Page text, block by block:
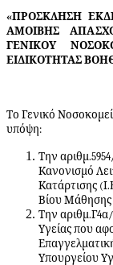
«ΠΡΟΣΚΛΗΣΗ ΕΚ
ΑΜΟΙΒΗΣ ΑΠΑΣΧ
ΓΕΝΙΚΟΥ
ΕΙΔΙΚΟΤΗΤΑΣ
Το Γενικό
υπόψη:
Την
Κανονισμό
Κατάρτισης
Βίου Μάθησης
Την
Υγείας που
Υπουργείου